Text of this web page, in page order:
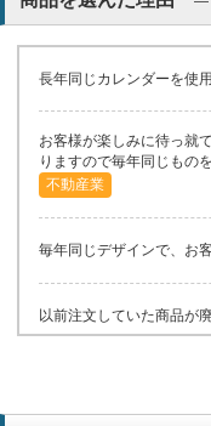
長年同じカレンダーを使
お客様が楽しみに待っ就
りますので毎年同じもの
不動産業
毎年同じデザインで、お
以前注文していた商品が